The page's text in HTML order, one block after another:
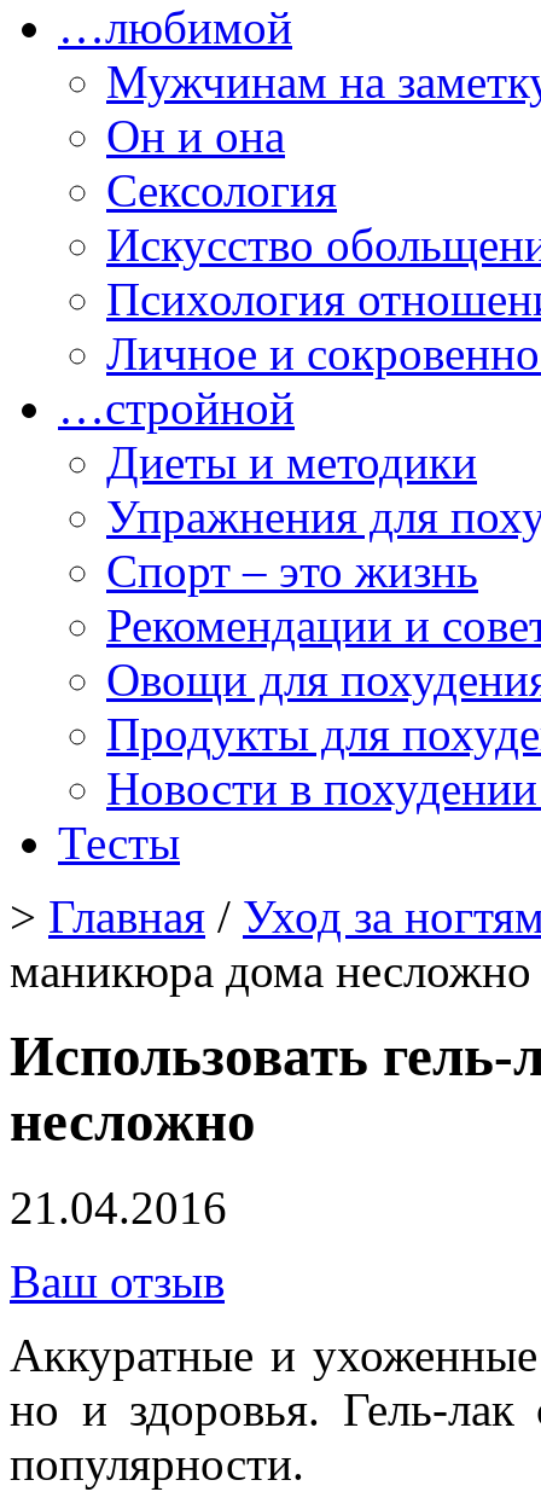
…любимой
Мужчинам на
Он и она
Сексология
Искусство
Психология
Личное и
…стройной
Диеты и методики
Упражнения для
Спорт – это жизнь
Рекомендации и
Овощи для
Продукты для
Новости в
Тесты
> Главная / Уход за
маникюра дома несложно
Использовать
несложно
21.04.2016
Ваш отзыв
Аккуратные и
но и здоровья. Гель-лак
популярности.